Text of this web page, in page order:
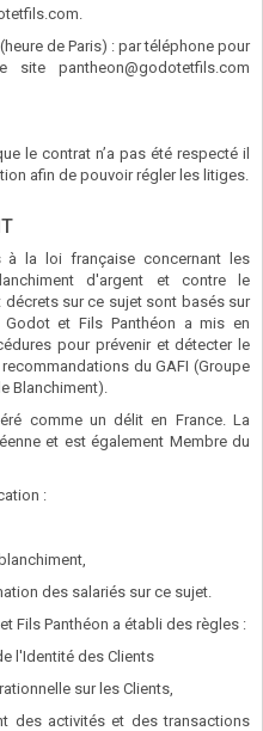
de Paris) : par téléphone pour
pantheon@godotetfils.com
le contrat n’a pas été respecté il
afin de pouvoir régler les litiges.
à la loi française concernant les
d'argent et contre le
sur ce sujet sont basés sur
Godot et Fils Panthéon a mis en
pour prévenir et détecter le
du GAFI (Groupe
Blanchiment).
comme un délit en France. La
et est également Membre du
:
des salariés sur ce sujet.
Fils Panthéon a établi des règles :
l'Identité des Clients
sur les Clients,
des activités et des transactions